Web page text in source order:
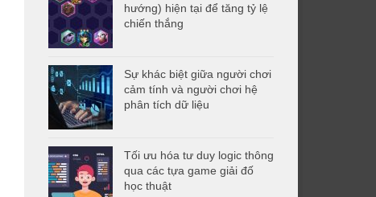
hướng) hiện tại để tăng tỷ lệ
chiến thắng
Sự khác biệt giữa người chơi
cảm tính và người chơi hệ
phân tích dữ liệu
Tối ưu hóa tư duy logic thông
qua các tựa game giải đố
học thuật